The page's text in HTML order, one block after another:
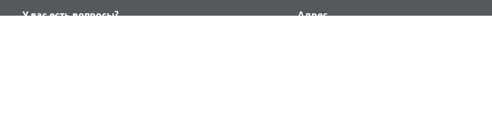
У вас есть вопросы? Адрес